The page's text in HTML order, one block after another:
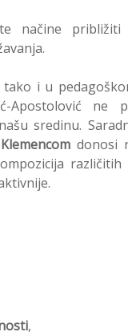
načine približiti
i u
Apostolović ne
sredinu.
donosi
različitih
,